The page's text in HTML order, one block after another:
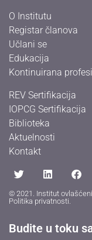
O Institutu
Registar članova
Učlani se
Edukacija
Kontinuirana
REV Sertifikacija
IOPCG Sertifikacija
Biblioteka
Aktuelnosti
Kontakt
© 2021. Institut
Politika privatnosti.
Budite u toku